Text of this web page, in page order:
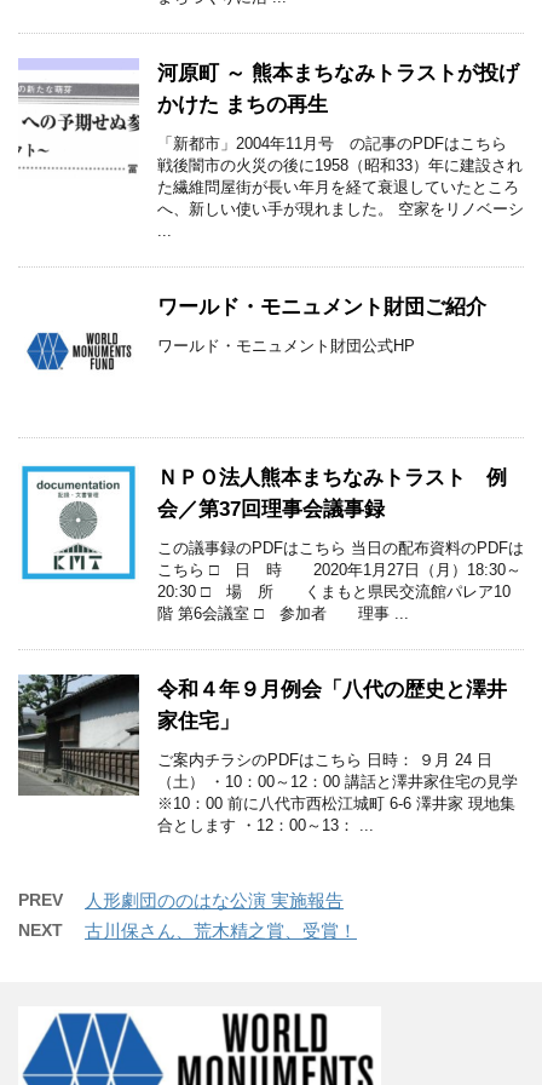
河原町 ～ 熊本まちなみトラストが投げ
かけた まちの再生
「新都市」2004年11月号 の記事のPDFはこちら
戦後闇市の火災の後に1958（昭和33）年に建設され
た繊維問屋街が長い年月を経て衰退していたところ
へ、新しい使い手が現れました。 空家をリノベーシ
...
ワールド・モニュメント財団ご紹介
ワールド・モニュメント財団公式HP
ＮＰＯ法人熊本まちなみトラスト 例
会／第37回理事会議事録
この議事録のPDFはこちら 当日の配布資料のPDFは
こちら □ 日 時 2020年1月27日（月）18:30～
20:30 □ 場 所 くまもと県民交流館パレア10
階 第6会議室 □ 参加者 理事 ...
令和４年９月例会「八代の歴史と澤井
家住宅」
ご案内チラシのPDFはこちら 日時： ９月 24 日
（土） ・10：00～12：00 講話と澤井家住宅の見学
※10：00 前に八代市西松江城町 6-6 澤井家 現地集
合とします ・12：00～13： ...
PREV 人形劇団ののはな公演 実施報告
NEXT 古川保さん、荒木精之賞、受賞！